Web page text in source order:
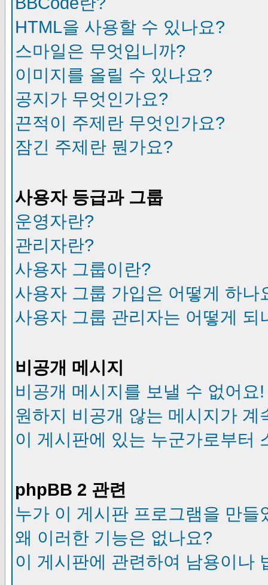
HTML을 사용할 수 있나요?
스마일은 무엇입니까?
이미지를 올릴 수 있나요?
공지가 무엇인가요?
끈적이 주제란 무엇인가요?
잠긴 주제란 뭔가요?
사용자 등급과 그룹
운영자란?
관리자란?
사용자 그룹이란?
사용자 그룹 가입은 어떻게 하나
사용자 그룹 관리자는 어떻게 되
비공개 메시지
비공개 메시지를 보낼 수 없어요!
원하지 비공개 않는 메시지가 계
이 게시판에 있는 누군가로부터
phpBB 2 관련
누가 이 게시판 프로그램을 만들
왜 이러한 기능은 없나요?
이 게시판에 관련하여 남용이나